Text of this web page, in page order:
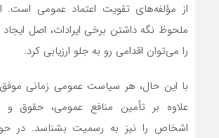
از مؤلفه‌های تقویت اعتماد عمومی است.
ملحوظ نگه داشتن برخی ایرادات، اصل
را می‌توان اقدامی رو به جلو ارزیابی کرد.
با این حال، هر سیاست عمومی زمانی
علاوه بر تأمین منافع عمومی، حقوق و
اشخاص را نیز به رسمیت بشناسد. در